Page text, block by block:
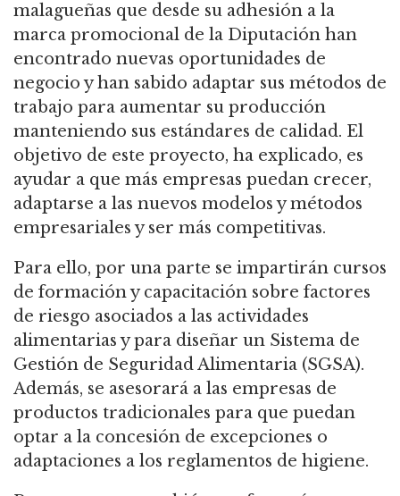
malagueñas que desde su adhesión a la
marca promocional de la Diputación han
encontrado nuevas oportunidades de
negocio y han sabido adaptar sus métodos de
trabajo para aumentar su producción
manteniendo sus estándares de calidad. El
objetivo de este proyecto, ha explicado, es
ayudar a que más empresas puedan crecer,
adaptarse a las nuevos modelos y métodos
empresariales y ser más competitivas.
Para ello, por una parte se impartirán cursos
de formación y capacitación sobre factores
de riesgo asociados a las actividades
alimentarias y para diseñar un Sistema de
Gestión de Seguridad Alimentaria (SGSA).
Además, se asesorará a las empresas de
productos tradicionales para que puedan
optar a la concesión de excepciones o
adaptaciones a los reglamentos de higiene.